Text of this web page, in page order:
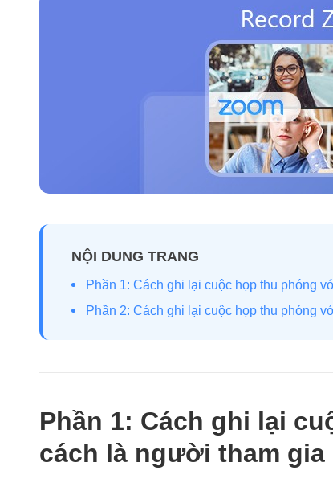
NỘI DUNG TRANG
Phần 1: Cách ghi lại cuộc họp thu phóng
Phần 2: Cách ghi lại cuộc họp thu phóng
Phần 1: Cách ghi lại
cách là người tham